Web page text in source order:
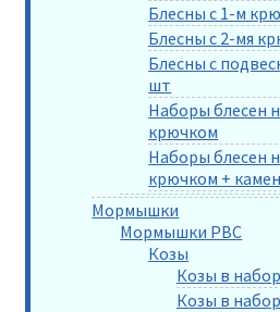
Блесны с 1-м
Блесны с 2-мя
Блесны с
шт
Наборы блесен
крючком
Наборы блесен
крючком +
Мормышки
Мормышки РВС
Козы
Козы в
Козы в